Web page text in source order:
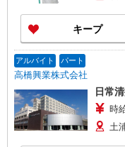
キープ
アルバイト パート
高橋興業株式会社
日常
時
土